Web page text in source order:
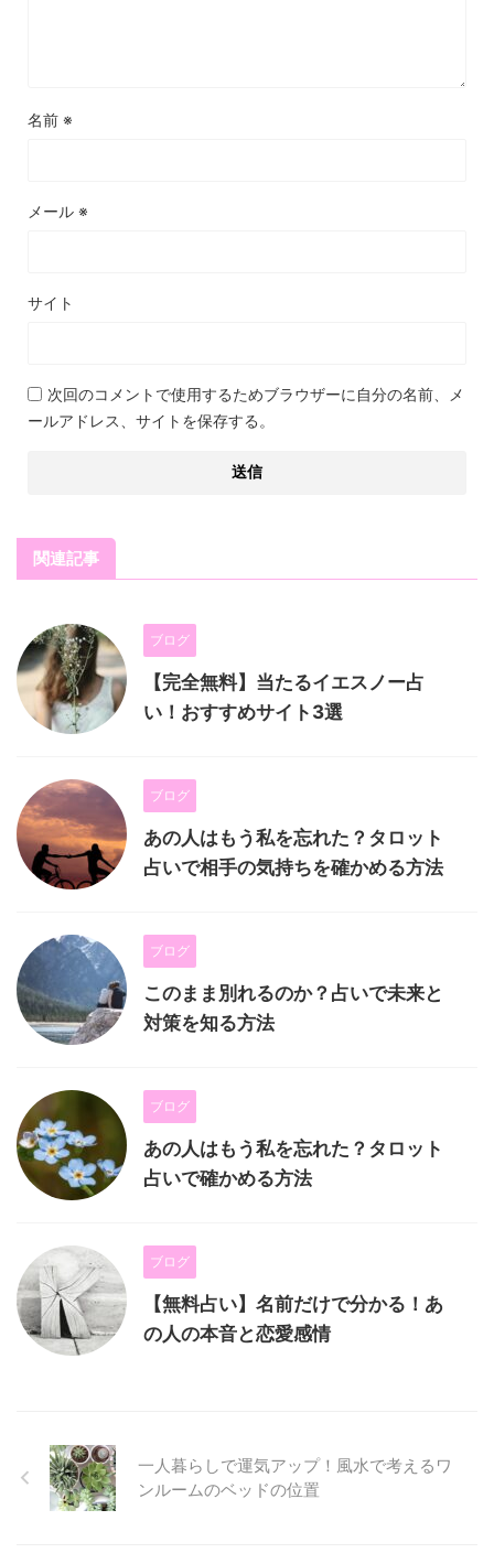
名前 ※
メール ※
サイト
次回のコメントで使用するためブラウザーに自分の名前、メ
ールアドレス、サイトを保存する。
関連記事
ブログ
【完全無料】当たるイエスノー占
い！おすすめサイト3選
ブログ
あの人はもう私を忘れた？タロット
占いで相手の気持ちを確かめる方法
ブログ
このまま別れるのか？占いで未来と
対策を知る方法
ブログ
あの人はもう私を忘れた？タロット
占いで確かめる方法
ブログ
【無料占い】名前だけで分かる！あ
の人の本音と恋愛感情
一人暮らしで運気アップ！風水で考えるワ
ンルームのベッドの位置